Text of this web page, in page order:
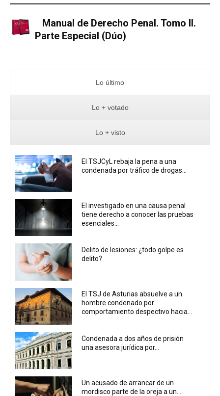
Manual de Derecho Penal. Tomo II.
Parte Especial (Dúo)
Lo último
Lo + votado
Lo + visto
El TSJCyL rebaja la pena a una
condenada por tráfico de drogas...
El investigado en una causa penal
tiene derecho a conocer las pruebas
esenciales...
Delito de lesiones: ¿todo golpe es
delito?
El TSJ de Asturias absuelve a un
hombre condenado por
comportamiento despectivo hacia...
Condenada a dos años de prisión
una asesora jurídica por...
Un acusado de arrancar de un
mordisco parte de la oreja a un...